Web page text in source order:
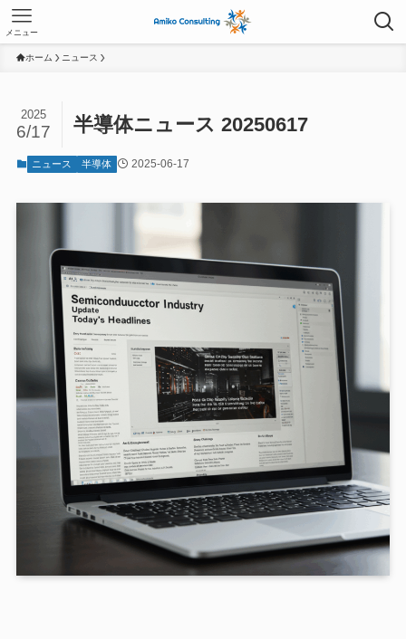
メニュー
ホーム ニュース
半導体ニュース 20250617
2025
6/17
ニュース 半導体 2025-06-17